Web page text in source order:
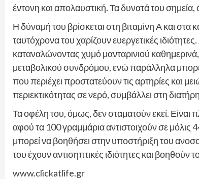
έντονη και απολαυστική. Τα δυνατά του σημεία,
Η δύναμή του βρίσκεται στη βιταμίνη Α και στα
ταυτόχρονα του χαρίζουν ευεργετικές
καταναλώνοντας χυμό μανταρινιού
μεταβολικού συνδρόμου, ενώ παράλληλα
που περιέχει προστατεύουν τις αρτηρίες και
περιεκτικότητας σε νερό, συμβάλλει στη
Τα οφέλη του, όμως, δεν σταματούν εκεί. Είναι
αφού τα 100 γραμμάρια αντιστοιχούν σε μόλις
μπορεί να βοηθήσει στην υποστήριξη του
του έχουν αντισηπτικές ιδιότητες και βοηθούν
www.clickatlife.gr